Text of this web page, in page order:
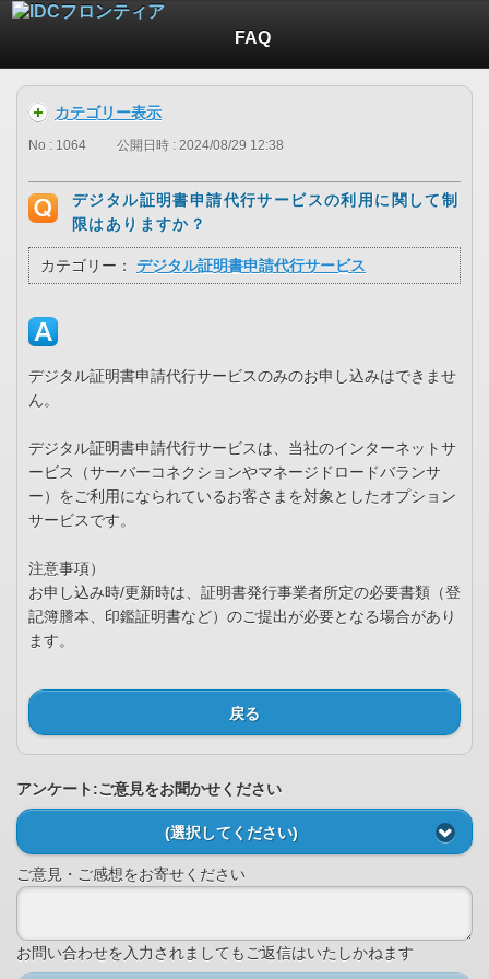
FAQ
カテゴリー表示
No : 1064 公開日時 : 2024/08/29 12:38
デジタル証明書申請代行サービスの利用に関して制
限はありますか？
カテゴリー： デジタル証明書申請代行サービス
デジタル証明書申請代行サービスのみのお申し込みはできませ
ん。
デジタル証明書申請代行サービスは、当社のインターネットサ
ービス（サーバーコネクションやマネージドロードバランサ
ー）をご利用になられているお客さまを対象としたオプション
サービスです。
注意事項）
お申し込み時/更新時は、証明書発行事業者所定の必要書類（登
記簿謄本、印鑑証明書など）のご提出が必要となる場合があり
ます。
戻る
アンケート:ご意見をお聞かせください
(選択してください)
ご意見・ご感想をお寄せください
お問い合わせを入力されましてもご返信はいたしかねます